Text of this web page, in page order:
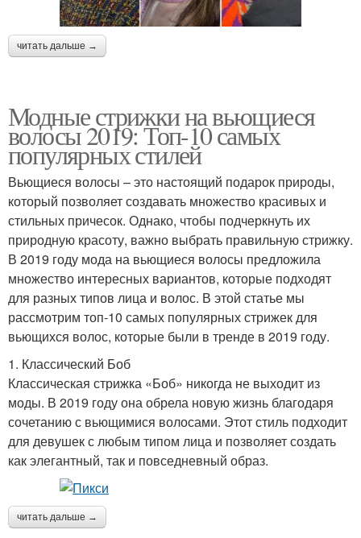
читать дальше →
Модные стрижки на вьющиеся
волосы 2019: Топ-10 самых
популярных стилей
Вьющиеся волосы – это настоящий подарок природы,
который позволяет создавать множество красивых и
стильных причесок. Однако, чтобы подчеркнуть их
природную красоту, важно выбрать правильную стрижку.
В 2019 году мода на вьющиеся волосы предложила
множество интересных вариантов, которые подходят
для разных типов лица и волос. В этой статье мы
рассмотрим топ-10 самых популярных стрижек для
вьющихся волос, которые были в тренде в 2019 году.
1. Классический Боб
Классическая стрижка «Боб» никогда не выходит из
моды. В 2019 году она обрела новую жизнь благодаря
сочетанию с вьющимися волосами. Этот стиль подходит
для девушек с любым типом лица и позволяет создать
как элегантный, так и повседневный образ.
читать дальше →